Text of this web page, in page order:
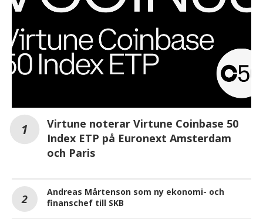
Virtune noterar Virtune Coinbase 50
Index ETP på Euronext Amsterdam
och Paris
Andreas Mårtenson som ny ekonomi- och
finanschef till SKB